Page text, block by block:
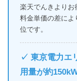
楽天でんきより
料金単価の差に
位です。
✓ 東京電力エ
用量が約